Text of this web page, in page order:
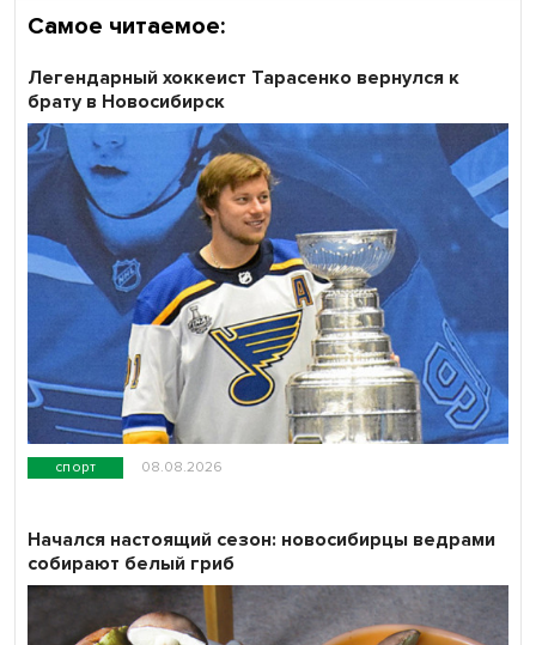
Самое читаемое:
спорт 08.08.2026
Легендарный хоккеист Тарасенко вернулся к
брату в Новосибирск
Начался настоящий сезон: новосибирцы ведрами
собирают белый гриб